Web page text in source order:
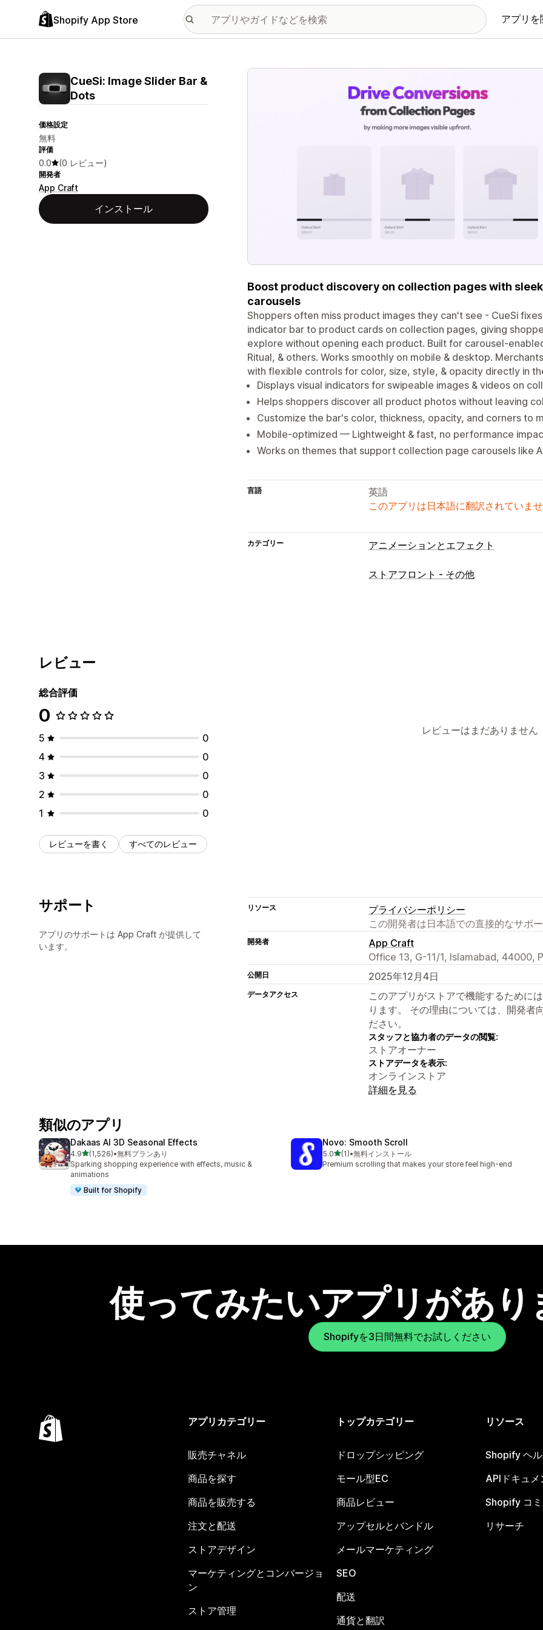
Shopify App Store アプリを
CueSi: Image Slider Bar &
Dots
価格設定
無料
評価
0.0 (0 レビュー)
開発者
App Craft
インストール
特集の画像ギャラリー
Boost product discovery on collection pages with
carousels
Shoppers often miss product images they can't see - CueSi
indicator bar to product cards on collection pages, giving
explore without opening each product. Built for carousel-
Ritual, & others. Works smoothly on mobile & desktop.
with flexible controls for color, size, style, & opacity directly in
Displays visual indicators for swipeable images & videos on
Helps shoppers discover all product photos without leaving
Customize the bar's color, thickness, opacity, and corners to
Mobile-optimized — Lightweight & fast, no performance
Works on themes that support collection page carousels like
言語
英語
このアプリは日本語に翻訳されていま
カテゴリー アニメーションとエフェクト
カスタマイズ
ストアフロント - その他
レビュー
総合評価
0
5
0
4
0
3
0
2
0
1
0
レビューを書く すべてのレビュー
レビューはまだありません
サポート
アプリのサポートは App Craft が提供して
います。
リソース
プライバシーポリシー
この開発者は日本語での直接的なサポ
開発者
App Craft
Office 13, G-11/1, Islamabad, 44000,
公開日 2025年12月4日
データアクセス
このアプリがストアで機能するために
ります。 その理由については、開発者
ださい。
スタッフと協力者のデータの閲覧:
ストアオーナー
ストアデータを表示:
オンラインストア
詳細を見る
類似のアプリ
Dakaas AI 3D Seasonal Effects
4.95つ星中
(1,526)
合計レビュー数：1526件
•無料プランあり
Sparking shopping experience with effects, music &
animations
Built for Shopify
Novo: Smooth Scroll
5.05つ星中
(1)
合計レビュー数：1件
•無料インストール
Premium scrolling that makes your store feel high-end
使ってみたいアプリがあり
Shopifyを3日間無料でお試しください
アプリカテゴリー
販売チャネル
商品を探す
商品を販売する
注文と配送
ストアデザイン
マーケティングとコンバージョ
ン
ストア管理
トップカテゴリー
ドロップシッピング
モール型EC
商品レビュー
アップセルとバンドル
メールマーケティング
SEO
配送
通貨と翻訳
リソース
Shopify ヘ
APIドキュメ
Shopify コ
リサーチ